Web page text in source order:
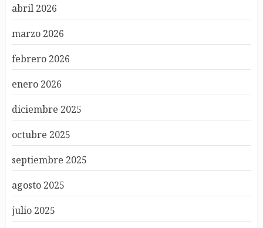
abril 2026
marzo 2026
febrero 2026
enero 2026
diciembre 2025
octubre 2025
septiembre 2025
agosto 2025
julio 2025